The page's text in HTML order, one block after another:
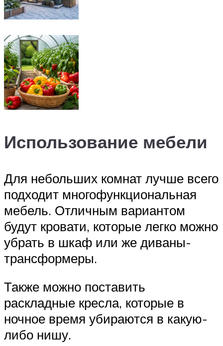
Использование мебели
Для небольших комнат лучше всего
подходит многофункциональная
мебель. Отличным вариантом
будут кровати, которые легко можно
убрать в шкаф или же диваны-
трансформеры.
Также можно поставить
раскладные кресла, которые в
ночное время убираются в какую-
либо нишу.